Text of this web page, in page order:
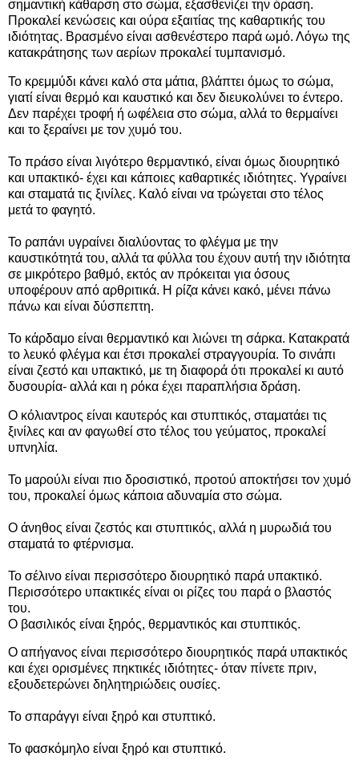
σημαντική κάθαρση στο σώμα, εξασθενίζει την όραση.
Προκαλεί κενώσεις και ούρα εξαιτίας της καθαρτικής του
ιδιότητας. Βρασμένο είναι ασθενέστερο παρά ωμό. Λόγω της
κατακράτησης των αερίων προκαλεί τυμπανισμό.
Το κρεμμύδι κάνει καλό στα μάτια, βλάπτει όμως το σώμα,
γιατί είναι θερμό και καυστικό και δεν διευκολύνει το έντερο.
Δεν παρέχει τροφή ή ωφέλεια στο σώμα, αλλά το θερμαίνει
και το ξεραίνει με τον χυμό του.
Το πράσο είναι λιγότερο θερμαντικό, είναι όμως διουρητικό
και υπακτικό- έχει και κάποιες καθαρτικές ιδιότητες. Υγραίνει
και σταματά τις ξινίλες. Καλό είναι να τρώγεται στο τέλος
μετά το φαγητό.
Το ραπάνι υγραίνει διαλύοντας το φλέγμα με την
καυστικότητά του, αλλά τα φύλλα του έχουν αυτή την ιδιότητα
σε μικρότερο βαθμό, εκτός αν πρόκειται για όσους
υποφέρουν από αρθριτικά. Η ρίζα κάνει κακό, μένει πάνω
πάνω και είναι δύσπεπτη.
Το κάρδαμο είναι θερμαντικό και λιώνει τη σάρκα. Κατακρατά
το λευκό φλέγμα και έτσι προκαλεί στραγγουρία. Το σινάπι
είναι ζεστό και υπακτικό, με τη διαφορά ότι προκαλεί κι αυτό
δυσουρία- αλλά και η ρόκα έχει παραπλήσια δράση.
Ο κόλιαντρος είναι καυτερός και στυπτικός, σταματάει τις
ξινίλες και αν φαγωθεί στο τέλος του γεύματος, προκαλεί
υπνηλία.
Το μαρούλι είναι πιο δροσιστικό, προτού αποκτήσει τον χυμό
του, προκαλεί όμως κάποια αδυναμία στο σώμα.
Ο άνηθος είναι ζεστός και στυπτικός, αλλά η μυρωδιά του
σταματά το φτέρνισμα.
Το σέλινο είναι περισσότερο διουρητικό παρά υπακτικό.
Περισσότερο υπακτικές είναι οι ρίζες του παρά ο βλαστός
του.
Ο βασιλικός είναι ξηρός, θερμαντικός και στυπτικός.
Ο απήγανος είναι περισσότερο διουρητικός παρά υπακτικός
και έχει ορισμένες πηκτικές ιδιότητες- όταν πίνετε πριν,
εξουδετερώνει δηλητηριώδεις ουσίες.
Το σπαράγγι είναι ξηρό και στυπτικό.
Το φασκόμηλο είναι ξηρό και στυπτικό.